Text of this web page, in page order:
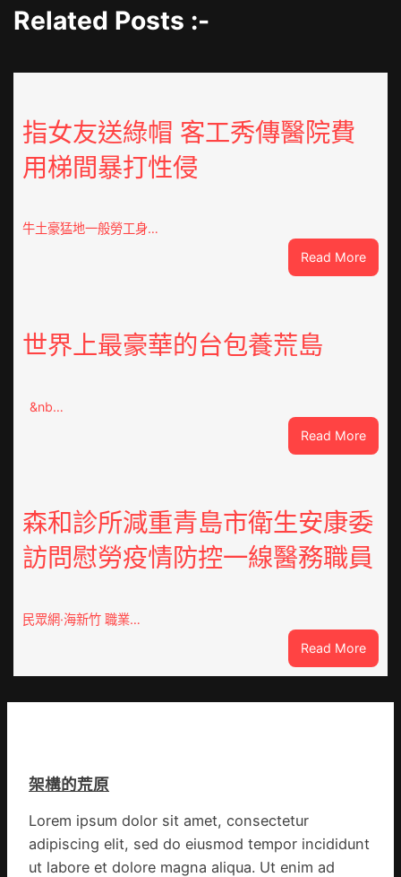
Related Posts :-
指女友送綠帽 客工秀傳醫院費
用梯間暴打性侵
牛土豪猛地一般勞工身…
Read More:
指
工
秀
傳
費
用
梯
間
性
侵
世界上最豪華的台包養荒島
&nb…
Read More:
世
最
豪
華
的
養
荒
島
森和診所減重青島市衛生安康委
訪問慰勞疫情防控一線醫務職員
民眾網·海新竹 職業…
Read More:
森
診
衛
架構的荒原
Lorem ipsum dolor sit amet, consectetur
adipiscing elit, sed do eiusmod tempor incididunt
ut labore et dolore magna aliqua. Ut enim ad